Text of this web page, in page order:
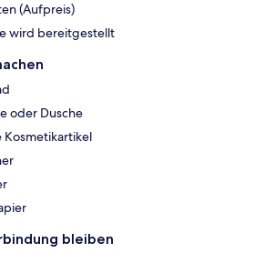
(Aufpreis)
wird bereitgestellt
oder Dusche
Kosmetikartikel
bleiben